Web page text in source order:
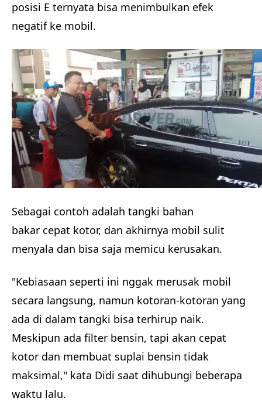
posisi E ternyata bisa menimbulkan efek
negatif ke mobil.
Sebagai contoh adalah tangki bahan
bakar cepat kotor, dan akhirnya mobil sulit
menyala dan bisa saja memicu kerusakan.
"Kebiasaan seperti ini nggak merusak mobil
secara langsung, namun kotoran-kotoran yang
ada di dalam tangki bisa terhirup naik.
Meskipun ada filter bensin, tapi akan cepat
kotor dan membuat suplai bensin tidak
maksimal," kata Didi saat dihubungi beberapa
waktu lalu.